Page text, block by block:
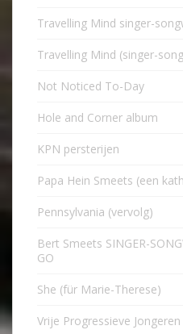
Travelling Mind singer-
Travelling Mind (singer-
Not Noticed To-Day
Hole and Corner album
KPN persterijen
Papa Hein Smeets (een
Pennsylvania (vervolg)
Bert Smeets SINGER-
GO
She (für Marie-Therese)
Vrije Progressieve Jongeren